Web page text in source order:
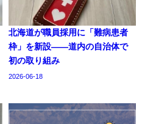
北海道が職員採用に「難病患者
枠」を新設——道内の自治体で
初の取り組み
2026-06-18